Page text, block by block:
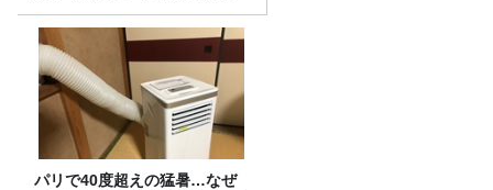
は、タカアンドトシ！
パリで40度超えの猛暑…なぜ